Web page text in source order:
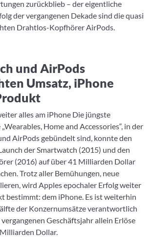
zurückblieb – der eigentliche
der vergangenen Dekade sind die quasi
Drahtlos-Kopfhörer AirPods.
und AirPods
Umsatz, iPhone
alles am iPhone Die jüngste
Home and Accessories“, in der
AirPods gebündelt sind, konnte den
der Smartwatch (2015) und den
(2016) auf über 41 Milliarden Dollar
Trotz aller Bemühungen, neue
wird Apples epochaler Erfolg weiter
bestimmt: dem iPhone. Es ist weiterhin
der Konzernumsätze verantwortlich
Geschäftsjahr allein Erlöse
Dollar.